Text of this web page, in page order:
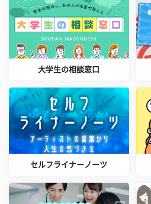
大学生の相談窓口
セルフライナーノーツ